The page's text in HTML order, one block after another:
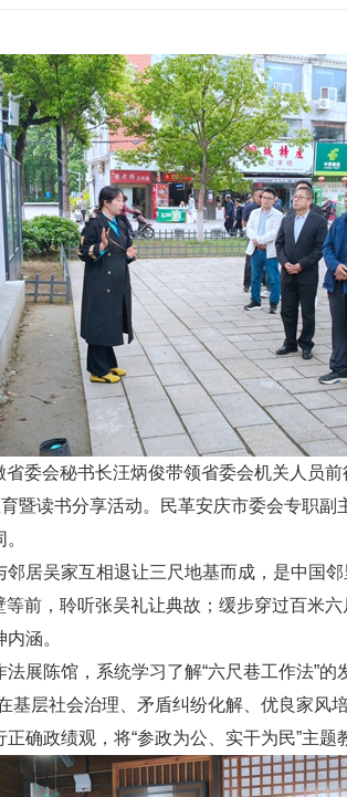
委会秘书长汪炳俊带领省委会机关人员
育暨读书分享活动。民革安庆市委会专职
居吴家互相退让三尺地基而成，是中国
等前，聆听张吴礼让典故；缓步穿过百米
涵。
展陈馆，系统学习了解“六尺巷工作法”的
基层社会治理、矛盾纠纷化解、优良家风
确政绩观，将“参政为公、实干为民”主题